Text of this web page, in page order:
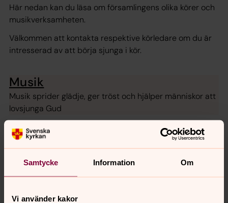
Samtycke Information Om
Vi använder kakor
Här nedan kan du läsa om församlingens olika körer och
musikverksamheten.
Välkommen att kontakta respektive körledare om du är
intresserad av att börja sjunga i kör.
Musik
Musik sprider glädje, ger tröst och hjälper människor att
lovsjunga Gud
Synpunkter eller frågor på sidans
innehåll?
ssa.forsamling@svenskakyrkan.se